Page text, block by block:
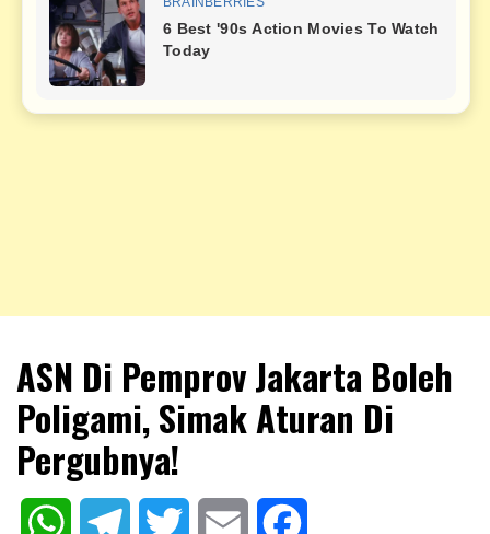
NKRIPOST
ASN Di Pemprov Jakarta Boleh
Poligami, Simak Aturan Di
Pergubnya!
WhatsAppTelegram Twitter Email